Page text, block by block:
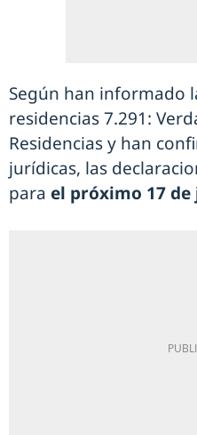
Según han informado
residencias 7.291:
Residencias y han
jurídicas, las
para el próximo 17 de